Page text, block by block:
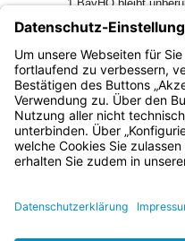
1 BayHO bleibt
8. Stellenbesetzung
Für die
zu Art. 49.
Bayern.de
BayernPortal
Impressum